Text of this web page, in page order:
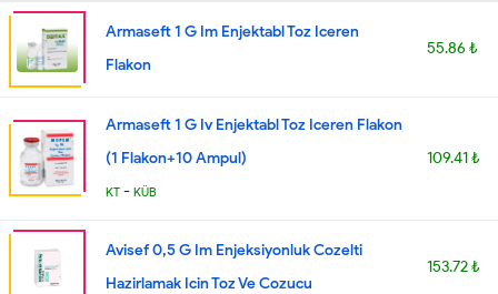
Armaseft 1 G Im Enjektabl Toz Iceren
Flakon
55.86 ₺
Armaseft 1 G Iv Enjektabl Toz Iceren Flakon
(1 Flakon+10 Ampul)
KT - KÜB
109.41 ₺
Avisef 0,5 G Im Enjeksiyonluk Cozelti
Hazirlamak Icin Toz Ve Cozucu
153.72 ₺